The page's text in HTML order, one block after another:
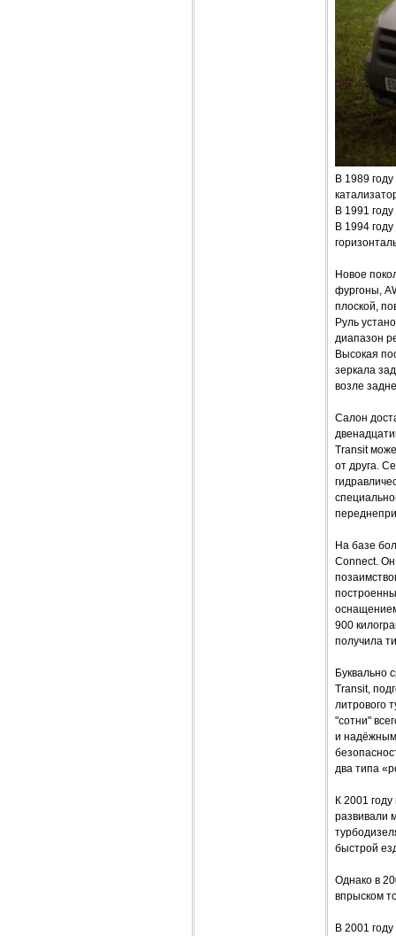
В 1989
В 1991
В 1994
Новое
фургоны,
плоской,
Руль
диапазон
Высокая
зеркала
возле
Салон
Transit
от друга.
На базе
Connect. Он
900
получила
Буквально
Transit,
литрового
"сотни"
и надёжным
два типа
К 2001
развивали
быстрой
Однако в
впрыском
В 2001